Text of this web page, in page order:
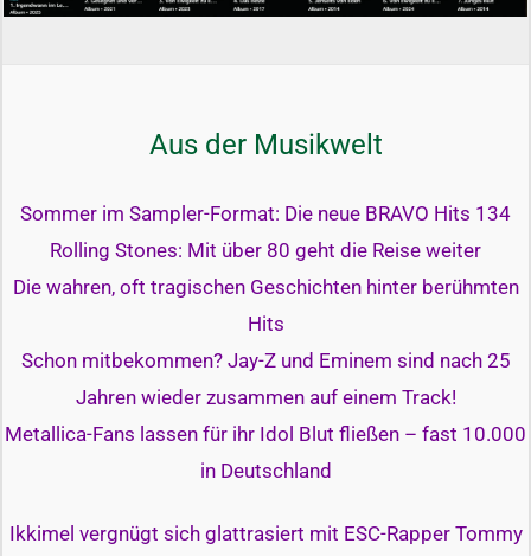
Aus der Musikwelt
Sommer im Sampler-Format: Die neue BRAVO Hits 134
Rolling Stones: Mit über 80 geht die Reise weiter
Die wahren, oft tragischen Geschichten hinter berühmten
Hits
Schon mitbekommen? Jay-Z und Eminem sind nach 25
Jahren wieder zusammen auf einem Track!
Metallica-Fans lassen für ihr Idol Blut fließen – fast 10.000
in Deutschland
Ikkimel vergnügt sich glattrasiert mit ESC-Rapper Tommy